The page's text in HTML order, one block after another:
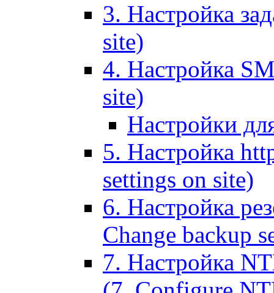
3. Настройка
site)
4. Настройка
site)
Настройки
5. Настройка
settings on site)
6. Настройка
Change backup
7. Настройка